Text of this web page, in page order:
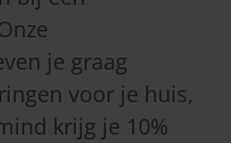
je graag
voor je huis,
krijg je 10%